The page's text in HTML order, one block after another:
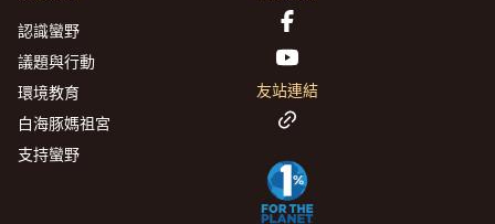
認識蠻野
議題與行動
環境教育
白海豚媽祖宮
支持蠻野
友站連結